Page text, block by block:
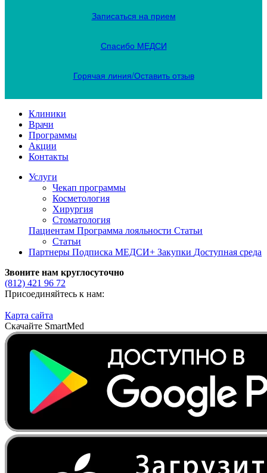
Записаться на прием
Спасибо МЕДСИ
Горячая линия/Оставить отзыв
Клиники
Врачи
Программы
Акции
Контакты
Услуги
Чекап программы
Косметология
Хирургия
Стоматология
Пациентам Программа лояльности Статьи
Статьи
Партнеры Подписка МЕДСИ+ Закупки Доступная среда
Звоните нам круглосуточно
(812) 421 96 72
Присоединяйтесь к нам:
Карта сайта
Скачайте SmartMed